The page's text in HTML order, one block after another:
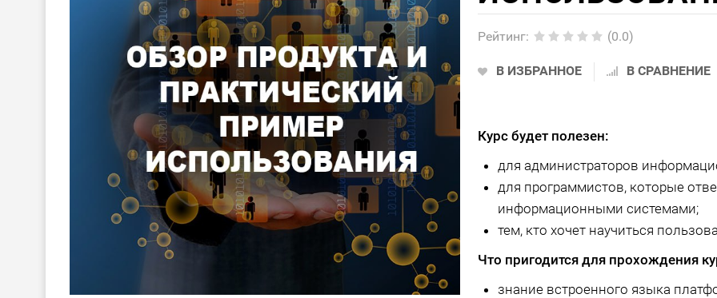
Рейтинг: (0.0)
В ИЗБРАННОЕ В СРАВНЕНИЕ
Курс будет полезен:
для администраторов
для программистов, которые
информационными системами;
тем, кто хочет научиться
Что пригодится для прохождения
знание встроенного языка